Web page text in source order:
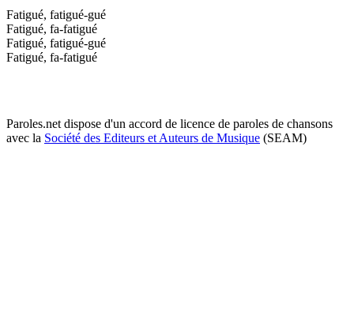
Fatigué, fatigué-gué
Fatigué, fa-fatigué
Fatigué, fatigué-gué
Fatigué, fa-fatigué
Paroles.net dispose d'un accord de licence de paroles de chansons
avec la Société des Editeurs et Auteurs de Musique (SEAM)